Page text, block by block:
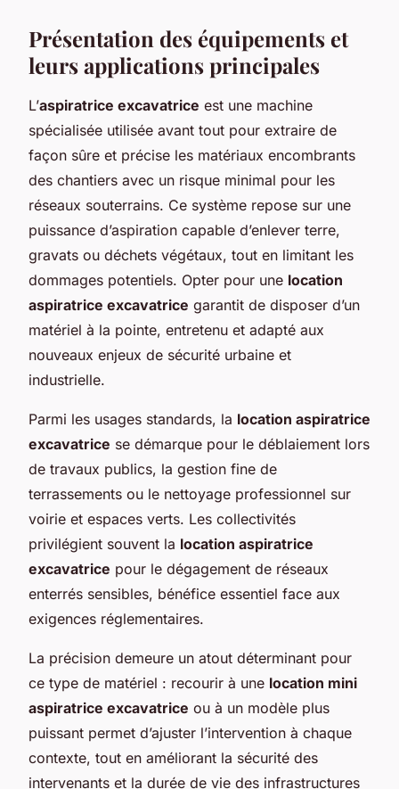
Présentation des équipements et
leurs applications principales
L’aspiratrice excavatrice est une machine
spécialisée utilisée avant tout pour extraire de
façon sûre et précise les matériaux encombrants
des chantiers avec un risque minimal pour les
réseaux souterrains. Ce système repose sur une
puissance d’aspiration capable d’enlever terre,
gravats ou déchets végétaux, tout en limitant les
dommages potentiels. Opter pour une location
aspiratrice excavatrice garantit de disposer d’un
matériel à la pointe, entretenu et adapté aux
nouveaux enjeux de sécurité urbaine et
industrielle.
Parmi les usages standards, la location aspiratrice
excavatrice se démarque pour le déblaiement lors
de travaux publics, la gestion fine de
terrassements ou le nettoyage professionnel sur
voirie et espaces verts. Les collectivités
privilégient souvent la location aspiratrice
excavatrice pour le dégagement de réseaux
enterrés sensibles, bénéfice essentiel face aux
exigences réglementaires.
La précision demeure un atout déterminant pour
ce type de matériel : recourir à une location mini
aspiratrice excavatrice ou à un modèle plus
puissant permet d’ajuster l’intervention à chaque
contexte, tout en améliorant la sécurité des
intervenants et la durée de vie des infrastructures